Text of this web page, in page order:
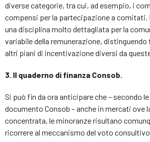
diverse categorie, tra cui, ad esempio, i
compensi per la partecipazione a comitati.
una disciplina molto dettagliata per la
variabile della remunerazione, distinguendo
altri piani di incentivazione diversi da
3. Il quaderno di finanza Consob.
Si può fin da ora anticipare che – secondo
documento Consob – anche in mercati ove
concentrata, le minoranze risultano
ricorrere al meccanismo del voto